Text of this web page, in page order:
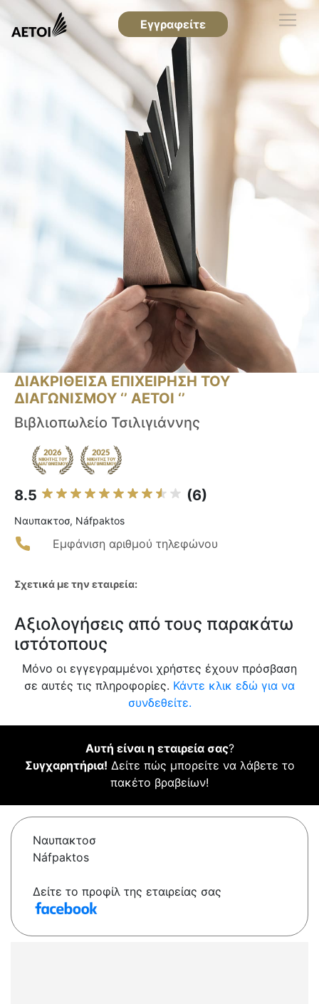
Εγγραφείτε
ΔΙΑΚΡΙΘΕΙΣΑ ΕΠΙΧΕΙΡΗΣΗ ΤΟΥ
ΔΙΑΓΩΝΙΣΜΟΥ ‘’ ΑΕΤΟΙ ‘’
Βιβλιοπωλείο Τσιλιγιάννης
8.5 (6)
Ναυπακτοσ, Náfpaktos
Εμφάνιση αριθμού τηλεφώνου
Σχετικά με την εταιρεία:
Αξιολογήσεις από τους παρακάτω
ιστότοπους
Μόνο οι εγγεγραμμένοι χρήστες έχουν πρόσβαση
σε αυτές τις πληροφορίες. Κάντε κλικ εδώ για να
συνδεθείτε.
Αυτή είναι η εταιρεία σας?
Συγχαρητήρια! Δείτε πώς μπορείτε να λάβετε το
πακέτο βραβείων!
Ναυπακτοσ
Náfpaktos
Δείτε το προφίλ της εταιρείας σας